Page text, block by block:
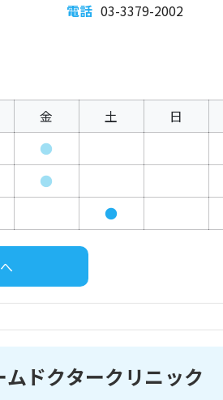
電話 03-3379-2002
金 土 日
●
●
●
ドクタークリニック